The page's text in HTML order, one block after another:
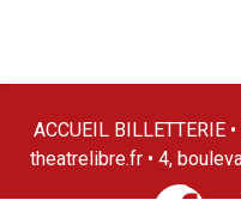
ACCUEIL BILLETTERIE
theatrelibre.fr • 4,